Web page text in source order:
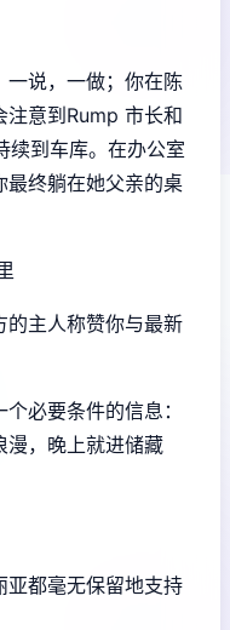
一说，一做；你在陈
注意到Rump 市长和
续到车库。在办公室
最终躺在她父亲的桌
的主人称赞你与最新
必要条件的信息：
漫，晚上就进储藏
亚都毫无保留地支持